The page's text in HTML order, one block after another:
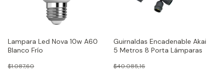
Lampara Led Nova 10w A60
Blanco Frío
$1.087,60
Guirnaldas Encadenable Akai
5 Metros 8 Porta Lámparas
$40.085,16